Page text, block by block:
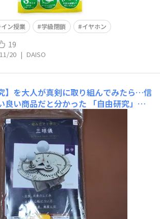
ン授業 学級閉鎖 イヤホン
19
11/20 | DAISO
】を大人が真剣に取り組んでみたら…信
良い商品だと分かった
「自由研究」を
だけあって、作るだけじゃないところが
ろ！ DAISOの「組立て学ぶシリーズ 三
税）は、木製パーツやモーター、発泡ス
地球・月がセットになった工作キット。
なく「自転・公転・日食」などを観察で